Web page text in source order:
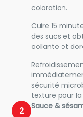
coloration.
Cuire 15
des sucs et
collante et
sécurité
texture pour
2 Sauce &